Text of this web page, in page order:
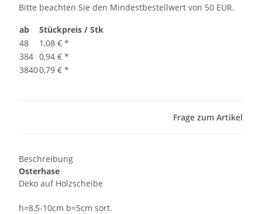
Bitte beachten Sie den Mindestbestellwert von 50 EUR.
ab
Stückpreis / Stk
48
1,08 € *
384 0,94 € *
38400,79 € *
Frage zum Artikel
Beschreibung
Osterhase
Deko auf Holzscheibe
h=8,5-10cm b=5cm sort.